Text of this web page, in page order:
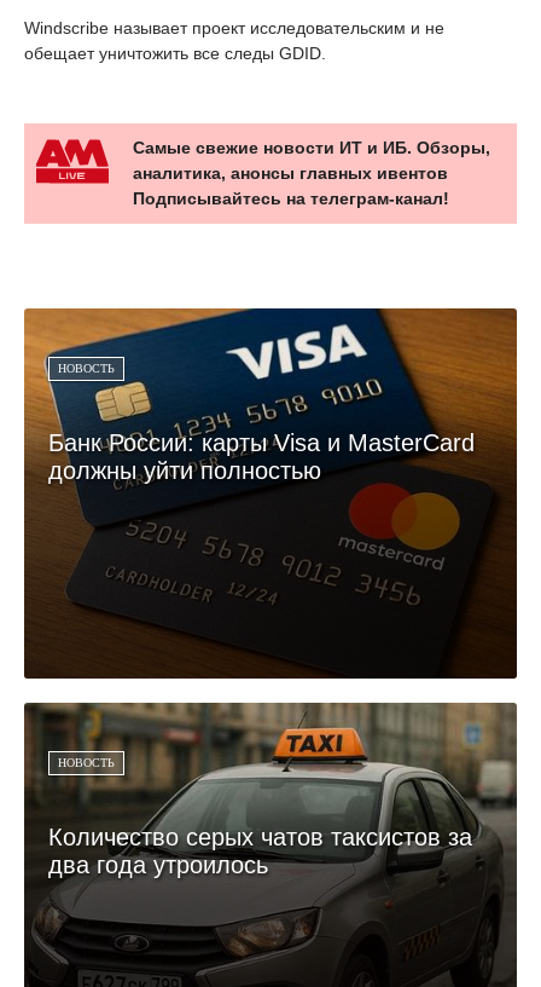
Windscribe называет проект исследовательским и не
обещает уничтожить все следы GDID.
Самые свежие новости ИТ и ИБ. Обзоры,
аналитика, анонсы главных ивентов
Подписывайтесь на телеграм-канал!
НОВОСТЬ
Банк России: карты Visa и MasterCard
должны уйти полностью
НОВОСТЬ
Количество серых чатов таксистов за
два года утроилось